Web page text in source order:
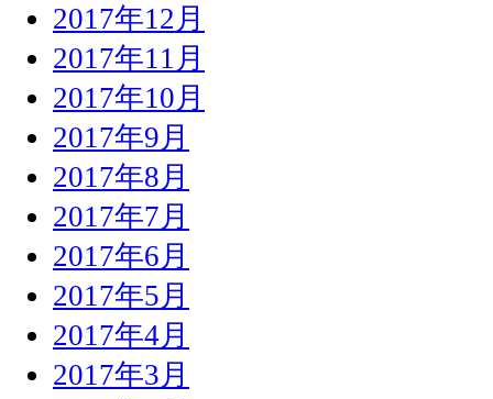
2017年12月
2017年11月
2017年10月
2017年9月
2017年8月
2017年7月
2017年6月
2017年5月
2017年4月
2017年3月